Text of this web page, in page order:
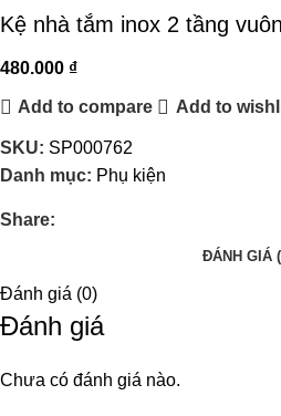
Kệ nhà tắm inox 2 tầng
480.000 ₫
Add to compare Add to
SKU: SP000762
Danh mục: Phụ kiện
Share:
ĐÁNH GIÁ
Đánh giá (0)
Đánh giá
Chưa có đánh giá nào.